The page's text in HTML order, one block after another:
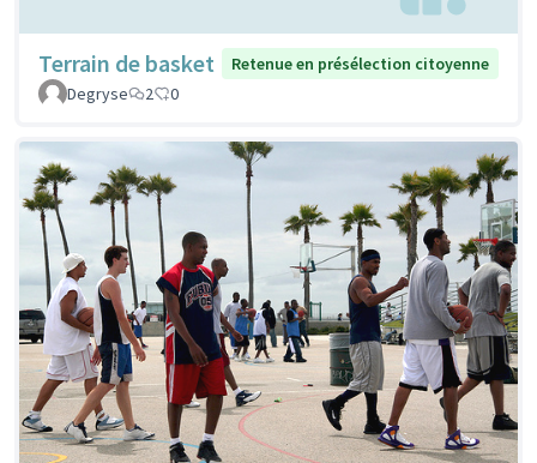
Terrain de basket
Retenue en présélection citoyenne
Degryse
2 0